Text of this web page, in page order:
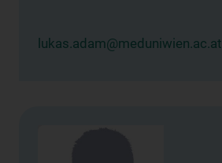
lukas.adam@meduniwien.ac.at